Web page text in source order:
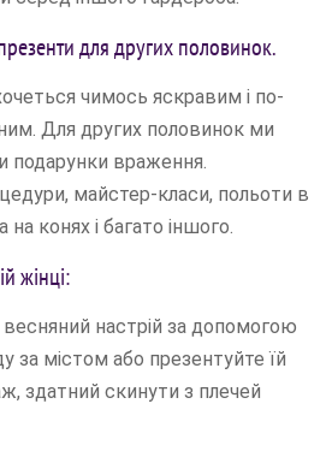
для других половинок.
чимось яскравим і по-
Для других половинок ми
подарунки враження.
майстер-класи, польоти в
на конях і багато іншого.
жінці:
весняний настрій за допомогою
за містом або презентуйте їй
здатний скинути з плечей